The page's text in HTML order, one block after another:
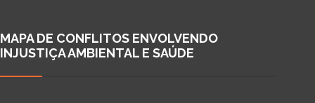
MAPA DE CONFLITOS ENVOLVENDO
INJUSTIÇA AMBIENTAL E SAÚDE